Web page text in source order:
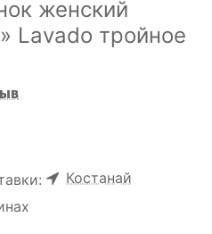
женский
Lavado тройное
Костанай